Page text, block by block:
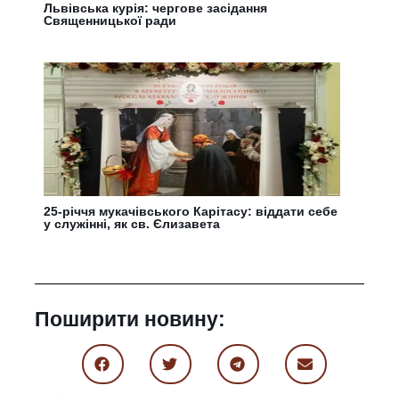
Львівська курія: чергове засідання
Священницької ради
25-річчя мукачівського Карітасу: віддати себе
у служінні, як св. Єлизавета
Поширити новину: